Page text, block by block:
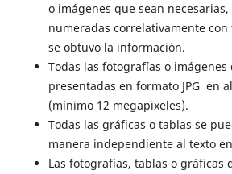
o imágenes que sean
numeradas correlativamente
se obtuvo la información.
Todas las fotografías o imágenes
presentadas en formato JPG en
(mínimo 12 megapixeles).
Todas las gráficas o tablas se
manera independiente al texto
Las fotografías, tablas o gráficas